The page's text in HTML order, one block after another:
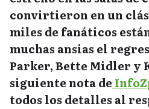
convirtieron en un
miles de fanáticos
muchas ansias el
Parker, Bette Midler y
siguiente nota de
todos los detalles al